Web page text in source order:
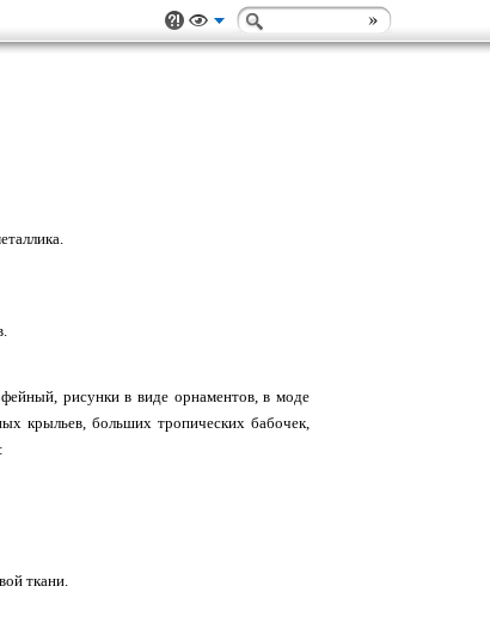
рисунки в виде орнаментов, в моде
крыльев, больших тропических бабочек,
ткани.